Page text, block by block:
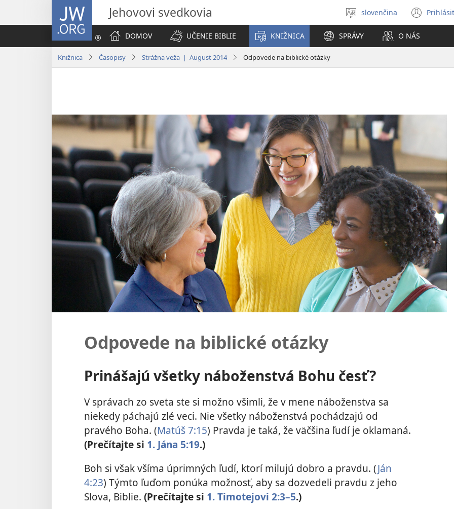
JW.ORG Jehovovi svedkovia
Výber
jazyka
slovenčina
nové
DOMOV
UČENIE BIBLIE KNIŽNICA SPRÁVY O NÁS
Knižnica Časopisy Strážna veža | August 2014 Odpovede na biblické otázky
Odpovede na biblické otázky
Prinášajú všetky náboženstvá Bohu česť?
V správach zo sveta ste si možno všimli, že v mene náboženstva sa
niekedy páchajú zlé veci. Nie všetky náboženstvá pochádzajú od
pravého Boha. (Matúš 7:15) Pravda je taká, že väčšina ľudí je oklamaná.
(Prečítajte si 1. Jána 5:19.)
Boh si však všíma úprimných ľudí, ktorí milujú dobro a pravdu. (Ján
4:23) Týmto ľuďom ponúka možnosť, aby sa dozvedeli pravdu z jeho
Slova, Biblie. (Prečítajte si 1. Timotejovi 2:3–5.)